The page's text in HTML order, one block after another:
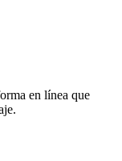
en línea que